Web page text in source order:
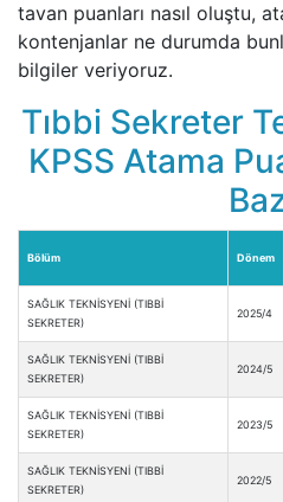
tavan puanları nasıl oluştu,
kontenjanlar ne durumda
bilgiler veriyoruz.
Tıbbi Sekreter
KPSS Atama
Bölüm Dönem
SAĞLIK TEKNİSYENİ (TIBBİ
SEKRETER)
2025/4
SAĞLIK TEKNİSYENİ (TIBBİ
SEKRETER)
2024/5
SAĞLIK TEKNİSYENİ (TIBBİ
SEKRETER)
2023/5
SAĞLIK TEKNİSYENİ (TIBBİ
SEKRETER)
2022/5